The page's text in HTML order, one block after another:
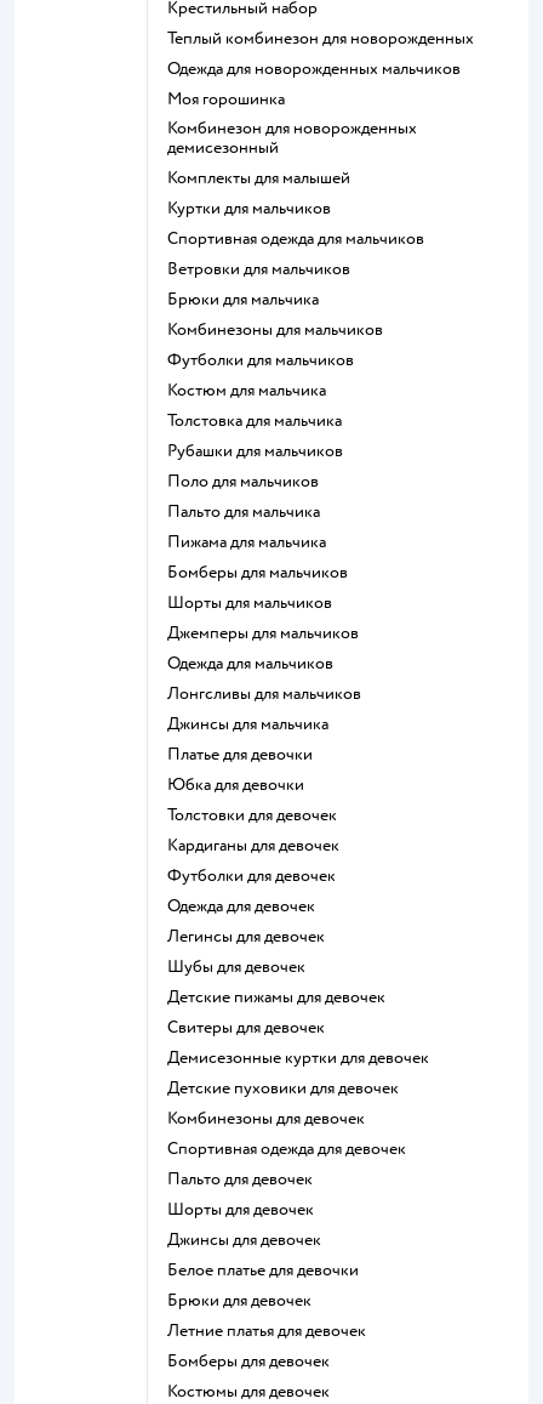
Крестильный набор
Теплый комбинезон для новорожденных
Одежда для новорожденных мальчиков
Моя горошинка
Комбинезон для новорожденных
демисезонный
Комплекты для малышей
Куртки для мальчиков
Спортивная одежда для мальчиков
Ветровки для мальчиков
Брюки для мальчика
Комбинезоны для мальчиков
Футболки для мальчиков
Костюм для мальчика
Толстовка для мальчика
Рубашки для мальчиков
Поло для мальчиков
Пальто для мальчика
Пижама для мальчика
Бомберы для мальчиков
Шорты для мальчиков
Джемперы для мальчиков
Одежда для мальчиков
Лонгсливы для мальчиков
Джинсы для мальчика
Платье для девочки
Юбка для девочки
Толстовки для девочек
Кардиганы для девочек
Футболки для девочек
Одежда для девочек
Легинсы для девочек
Шубы для девочек
Детские пижамы для девочек
Свитеры для девочек
Демисезонные куртки для девочек
Детские пуховики для девочек
Комбинезоны для девочек
Спортивная одежда для девочек
Пальто для девочек
Шорты для девочек
Джинсы для девочек
Белое платье для девочки
Брюки для девочек
Летние платья для девочек
Бомберы для девочек
Костюмы для девочек